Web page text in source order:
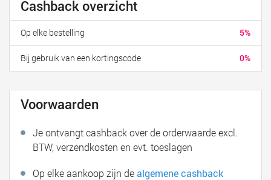
Cashback overzicht
5%
Op elke bestelling
0%
Bij gebruik van een kortingscode
Voorwaarden
Je ontvangt cashback over de orderwaarde excl.
BTW, verzendkosten en evt. toeslagen
Op elke aankoop zijn dealgemene cashback